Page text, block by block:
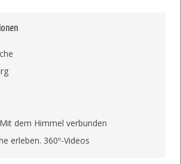
dem Himmel verbunden
erleben. 360º-Videos